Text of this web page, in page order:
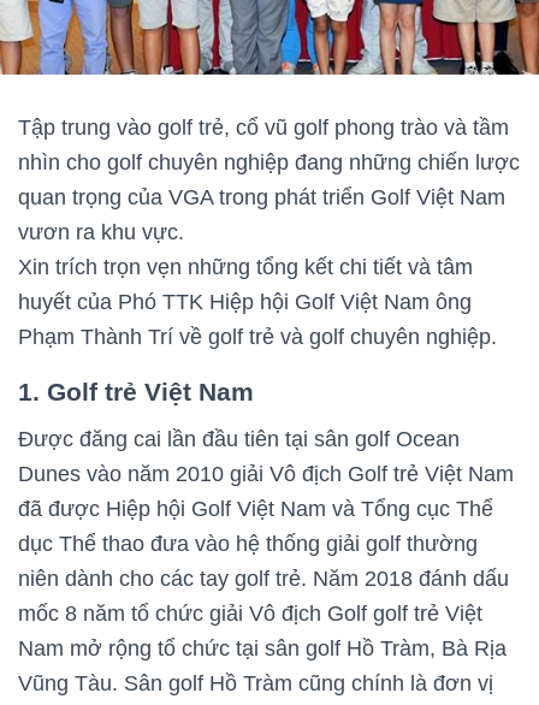
Tập trung vào golf trẻ, cổ vũ golf phong trào và tầm
nhìn cho golf chuyên nghiệp đang những chiến lược
quan trọng của VGA trong phát triển Golf Việt Nam
vươn ra khu vực.
Xin trích trọn vẹn những tổng kết chi tiết và tâm
huyết của Phó TTK Hiệp hội Golf Việt Nam ông
Phạm Thành Trí về golf trẻ và golf chuyên nghiệp.
1. Golf trẻ Việt Nam
Được đăng cai lần đầu tiên tại sân golf Ocean
Dunes vào năm 2010 giải Vô địch Golf trẻ Việt Nam
đã được Hiệp hội Golf Việt Nam và Tổng cục Thể
dục Thể thao đưa vào hệ thống giải golf thường
niên dành cho các tay golf trẻ. Năm 2018 đánh dấu
mốc 8 năm tổ chức giải Vô địch Golf golf trẻ Việt
Nam mở rộng tổ chức tại sân golf Hồ Tràm, Bà Rịa
Vũng Tàu. Sân golf Hồ Tràm cũng chính là đơn vị